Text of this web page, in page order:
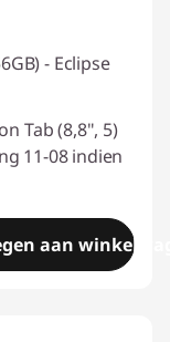
- Eclipse
Tab (8,8", 5)
11-08 indien
aan